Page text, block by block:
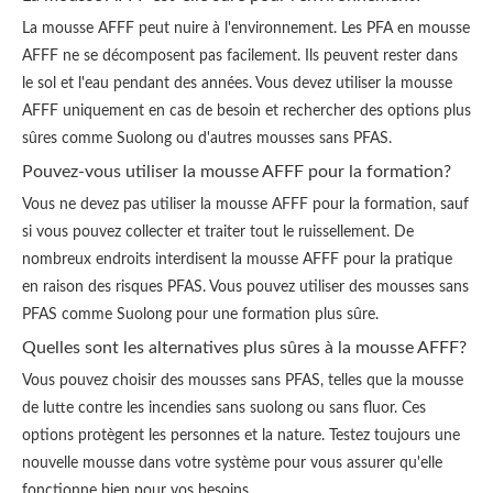
La mousse AFFF peut nuire à l'environnement. Les PFA en mousse
AFFF ne se décomposent pas facilement. Ils peuvent rester dans
le sol et l'eau pendant des années. Vous devez utiliser la mousse
AFFF uniquement en cas de besoin et rechercher des options plus
sûres comme Suolong ou d'autres mousses sans PFAS.
Pouvez-vous utiliser la mousse AFFF pour la formation?
Vous ne devez pas utiliser la mousse AFFF pour la formation, sauf
si vous pouvez collecter et traiter tout le ruissellement. De
nombreux endroits interdisent la mousse AFFF pour la pratique
en raison des risques PFAS. Vous pouvez utiliser des mousses sans
PFAS comme Suolong pour une formation plus sûre.
Quelles sont les alternatives plus sûres à la mousse AFFF?
Vous pouvez choisir des mousses sans PFAS, telles que la mousse
de lutte contre les incendies sans suolong ou sans fluor. Ces
options protègent les personnes et la nature. Testez toujours une
nouvelle mousse dans votre système pour vous assurer qu'elle